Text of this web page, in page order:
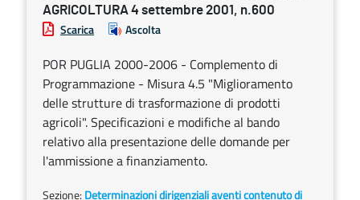
AGRICOLTURA 4 settembre 2001, n.600
Scarica Ascolta
POR PUGLIA 2000-2006 - Complemento di
Programmazione - Misura 4.5 "Miglioramento
delle strutture di trasformazione di prodotti
agricoli". Specificazioni e modifiche al bando
relativo alla presentazione delle domande per
l'ammissione a finanziamento.
Sezione: Determinazioni dirigenziali aventi contenuto di